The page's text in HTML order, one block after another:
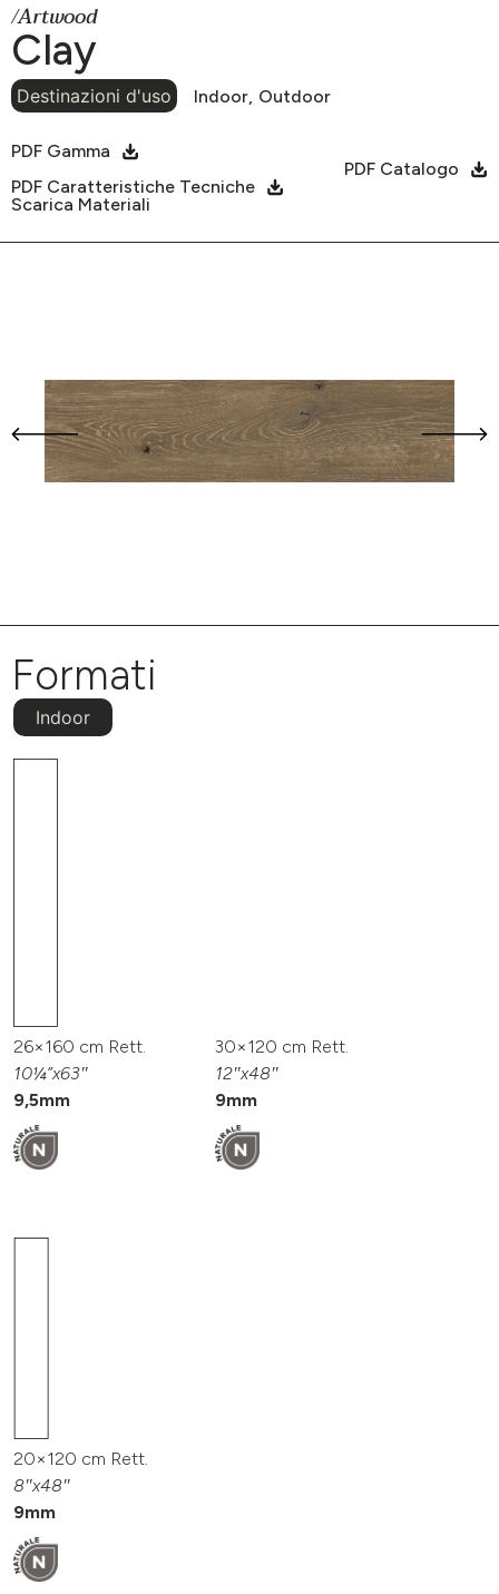
/Artwood
Clay
Destinazioni d'uso Indoor, Outdoor
PDF Gamma
PDF Catalogo
PDF Caratteristiche Tecniche
Scarica Materiali
Formati
Indoor
26×160 cm Rett.
10¼”x63″
9,5mm
30×120 cm Rett.
12″x48″
9mm
20×120 cm Rett.
8″x48″
9mm